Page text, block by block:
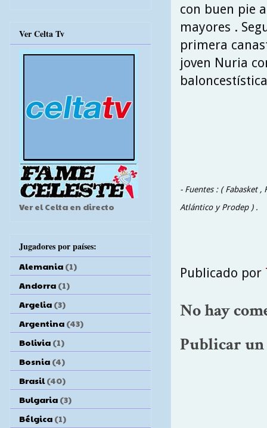
con buen pie
mayores .
primera
joven Nuria
- Fuentes : ( Fabasket
Atlántico y Prodep ) .
Publicado por
No hay
Publicar
Ver Celta Tv
Ver el Celta en directo
Jugadores por países:
Alemania (1)
Andorra (1)
Argelia (3)
Argentina (43)
Bolivia (1)
Bosnia (4)
Brasil (40)
Bulgaria (3)
Bélgica (1)